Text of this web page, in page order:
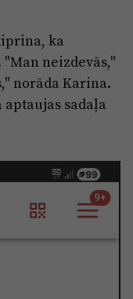
ka
neizdevās,"
norāda Karina.
sadaļa